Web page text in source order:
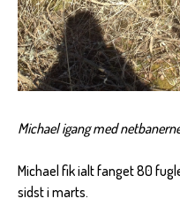
Michael igang med
Michael fik ialt fanget 80
sidst i marts.